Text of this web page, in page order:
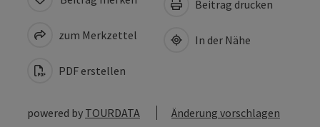
zum Merkzettel
PDF erstellen
Beitrag drucken
In der Nähe
powered by TOURDATA Änderung vorschlagen